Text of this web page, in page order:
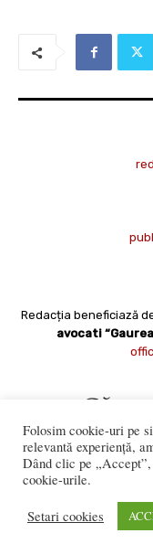
Redacția beneficiază
avocati
numai cu acordul
Folosim cookie-uri pe
relevantă experiență,
Dând clic pe
cookie-urile.
Setari cookies